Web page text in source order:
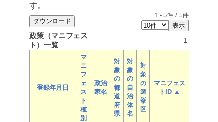
す。
1 - 5件 / 5件
政策（マニフェス
ト）一覧
1
登録年月日
マ
ニ
フ
ェ
ス
ト
種
別
政治
家名
対
象
の
都
道
府
県
対
象
の
自
治
体
名
対
象
の
選
挙
区
マニフェス
トID ▲